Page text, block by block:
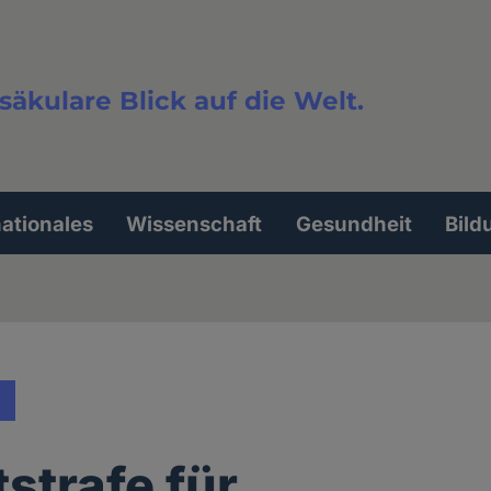
Blick auf die Welt.
Wissenschaft Gesundheit